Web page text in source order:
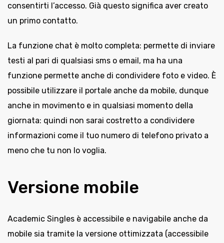
consentirti l’accesso. Già questo significa aver creato
un primo contatto.
La funzione chat è molto completa: permette di inviare
testi al pari di qualsiasi sms o email, ma ha una
funzione permette anche di condividere foto e video. È
possibile utilizzare il portale anche da mobile, dunque
anche in movimento e in qualsiasi momento della
giornata: quindi non sarai costretto a condividere
informazioni come il tuo numero di telefono privato a
meno che tu non lo voglia.
Versione mobile
Academic Singles è accessibile e navigabile anche da
mobile sia tramite la versione ottimizzata (accessibile